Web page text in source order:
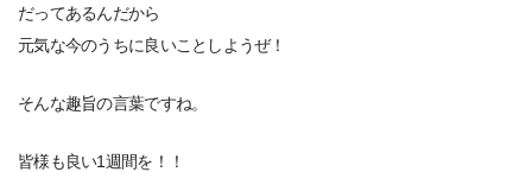
だってあるんだから
元気な今のうちに良いことしようぜ！
そんな趣旨の言葉ですね。
皆様も良い1週間を！！